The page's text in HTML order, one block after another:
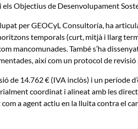
els Objectius de Desenvolupament
per GEOCyL Consultoría, ha
temporals (curt, mitjà i llarg
mancomunades. També s’ha
així com un protocol de
de 14.762 € (IVA inclòs) i un període
coordinat i alineat amb les
a agent actiu en la lluita contra el